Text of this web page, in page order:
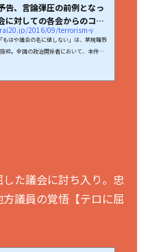
告、言論弾圧の前例となっ
に対しての各会からのコメ
2016/09/terrorism-y
もはや議会の名に値しない」は、某現職市
粋。全国の政治関係者において、本件は
した議会に討ち入り。忠
議員の覚悟【テロに屈